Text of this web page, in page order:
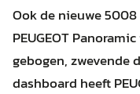
Ook de nieuwe
PEUGEOT
gebogen, zwevende
dashboard heeft